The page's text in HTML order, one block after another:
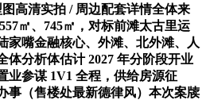
高清实拍 / 周边配套详情全体来
㎡、745㎡，对标前滩太古里运
家嘴金融核心、外滩、北外滩、人
体分析体估计 2027 年分阶段开业
业参谋 1V1 全程，供给房源征
事（售楼处最新德律风）本次案牍